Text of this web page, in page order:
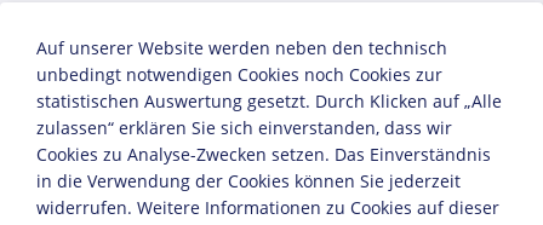
Auf unserer Website werden neben den technisch
unbedingt notwendigen Cookies noch Cookies zur
statistischen Auswertung gesetzt. Durch Klicken auf „Alle
zulassen“ erklären Sie sich einverstanden, dass wir
Cookies zu Analyse-Zwecken setzen. Das Einverständnis
in die Verwendung der Cookies können Sie jederzeit
widerrufen. Weitere Informationen zu Cookies auf dieser